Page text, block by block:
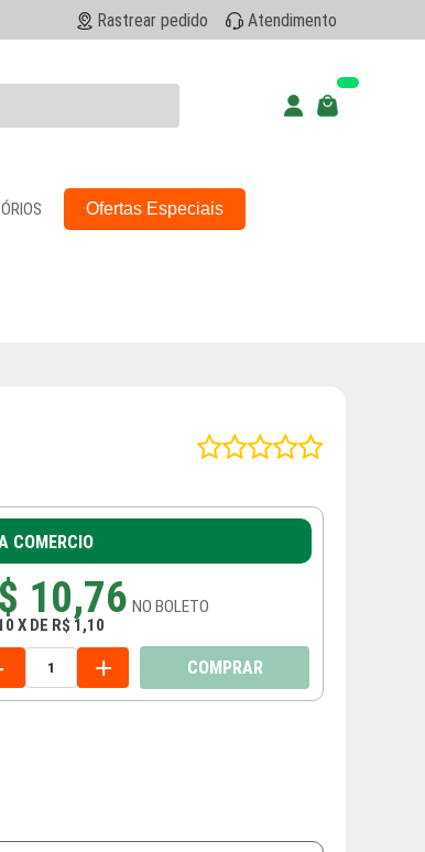
Rastrear pedido Atendimento
Ofertas Especiais
COMERCIO
10,76 NOBOLETO
X DE R$ 1,10
+ COMPRAR